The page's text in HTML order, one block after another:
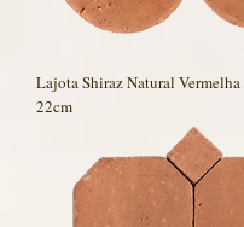
Lajota Shiraz Natural Vermelha
22cm